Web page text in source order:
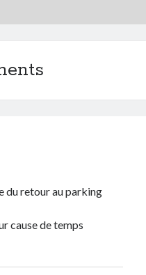
du retour au parking
cause de temps